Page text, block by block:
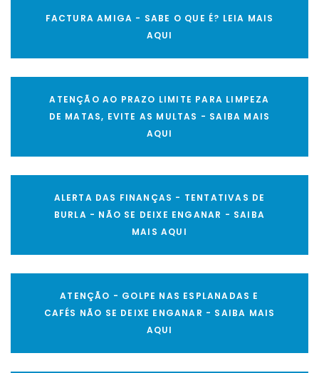
FACTURA AMIGA - SABE O QUE É? LEIA MAIS
AQUI
ATENÇÃO AO PRAZO LIMITE PARA LIMPEZA
DE MATAS, EVITE AS MULTAS - SAIBA MAIS
AQUI
ALERTA DAS FINANÇAS - TENTATIVAS DE
BURLA - NÃO SE DEIXE ENGANAR - SAIBA
MAIS AQUI
ATENÇÃO - GOLPE NAS ESPLANADAS E
CAFÉS NÃO SE DEIXE ENGANAR - SAIBA MAIS
AQUI